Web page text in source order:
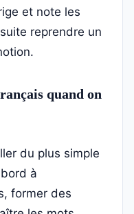
et note les
reprendre un
quand on
du plus simple
à
former des